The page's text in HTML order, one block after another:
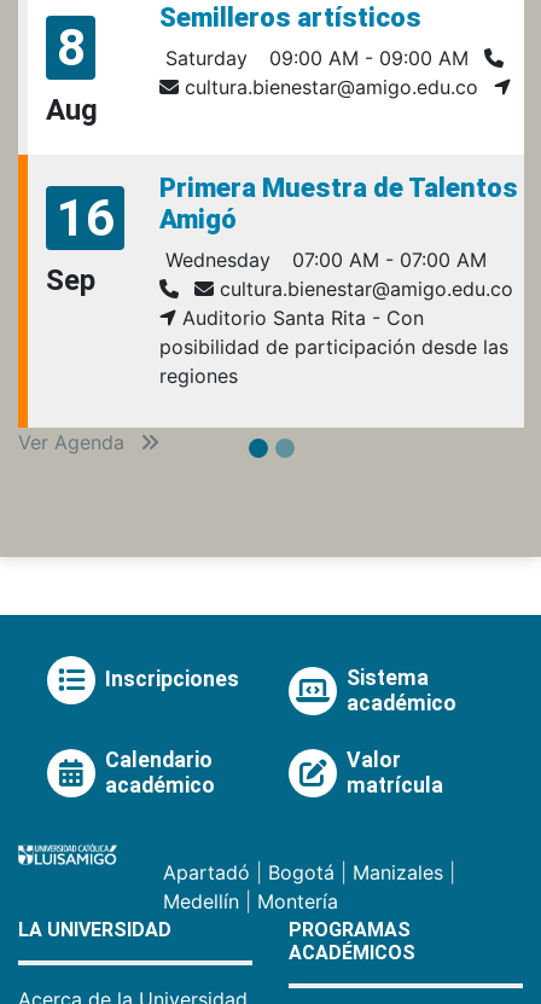
8
Aug
Semilleros artísticos
Saturday
09:00 AM - 09:00 AM
cultura.bienestar@amigo.edu.co
16
Sep
Primera Muestra de Talentos
Amigó
Wednesday
07:00 AM - 07:00 AM
cultura.bienestar@amigo.edu.co
Auditorio Santa Rita - Con
posibilidad de participación desde las
regiones
Ver Agenda
Inscripciones
Sistema
académico
Calendario
académico
Valor
matrícula
Apartadó Bogotá Manizales
Medellín
Montería
LA UNIVERSIDAD
Acerca de la Universidad
PROGRAMAS
ACADÉMICOS